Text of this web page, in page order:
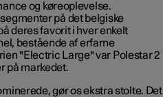
og køreoplevelse.
på det belgiske
deres favorit i hver enkelt
bestående af erfarne
"Electric Large" var Polestar 2
på markedet.
gør os ekstra stolte. Det